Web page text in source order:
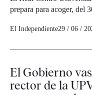
prepara para acoger,
El Independiente29 / 06 /
El Gobierno
rector de la